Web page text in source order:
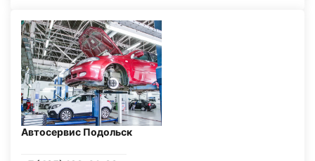
Автосервис Подольск